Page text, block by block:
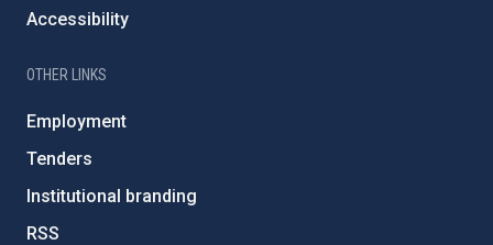
Accessibility
OTHER LINKS
Employment
Tenders
Institutional branding
RSS